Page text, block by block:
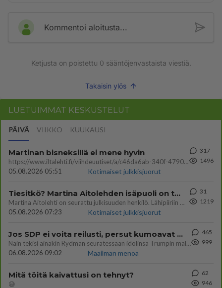
Kommentoi aloitusta...
Ketjusta on poistettu 0 sääntöjenvastaista viestiä.
Takaisin ylös
LUETUIMMAT KESKUSTELUT
PÄIVÄ VIIKKO KUUKAUSI
Martinan bisneksillä ei mene hyvin
https://www.iltalehti.fi/viihdeuutiset/a/c46da6ab-340f-4790-aaa7-0865eed2336 Yrityksen konkurssihakemus on tullut kärä
05.08.2026 05:51
Kotimaiset julkkisjuorut
317
1496
Tiesitkö? Martina Aitolehden isäpuoli on tämä suosittu laulaja
Martina Aitolehti on seurattu julkisuuden henkilö. Lähipiiriin mahtuu muitakin tunnettuja henkilöitä. Tiesitkö, että Ma
05.08.2026 07:23
Kotimaiset julkkisjuorut
31
1219
Jos SDP ei voita reilusti, persut kumoavat demokratian Suomesta
Näin tekisi ainakin Rydman seuratessaan idolinsa Trumpin mallia https://www.is.fi/politiikka/art-2000012187244.html
06.08.2026 09:02
Maailman menoa
465
999
Mitä töitä kaivattusi on tehnyt?
😅
62
946